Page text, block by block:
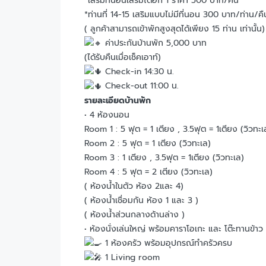
*ท่านที่ 14-15 เสริมแบบไม่มีที่นอน 300 บาท/ท่าน/
( ลูกค้าสามารถเข้าพักสูงสุดได้เพียง 15 ท่าน เท่านั้น)
ค่าประกันบ้านพัก 5,000 บาท
(ได้รับคืนเมื่อเช็คเอาท์)
Check-in 14:30 น.
Check-out 11:00 น.
รายละเอียดบ้านพัก
• 4 ห้องนอน
Room 1 : 5 ฟุต = 1 เตียง , 3.5ฟุต = 1เตียง (วิวทะ
Room 2 : 5 ฟุต = 1 เตียง (วิวทะเล)
Room 3 : 1 เตียง , 3.5ฟุต = 1เตียง (วิวทะเล)
Room 4 : 5 ฟุต = 2 เตียง (วิวทะเล)
( ห้องน้ำในตัว ห้อง 2และ 4)
( ห้องน้ำเชื่อมกัน ห้อง 1 และ 3 )
( ห้องน้ำส่วนกลางด้านล่าง )
• ห้องนั่งเล่นใหญ่ พร้อมคาราโอเกะ และ โต๊ะทานข้าว
1 ห้องครัว พร้อมอุปกรณ์ทำครัวครบ
1 Living room